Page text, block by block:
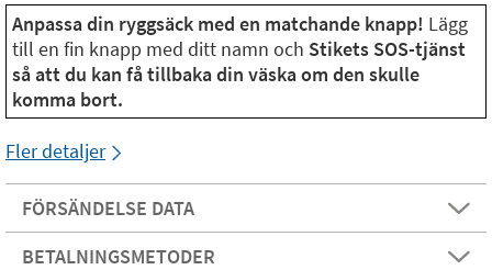
Anpassa din ryggsäck med en matchande knapp! Lägg
till en fin knapp med ditt namn och Stikets SOS-tjänst
så att du kan få tillbaka din väska om den skulle
komma bort.
Fler detaljer
FÖRSÄNDELSE DATA
BETALNINGSMETODER